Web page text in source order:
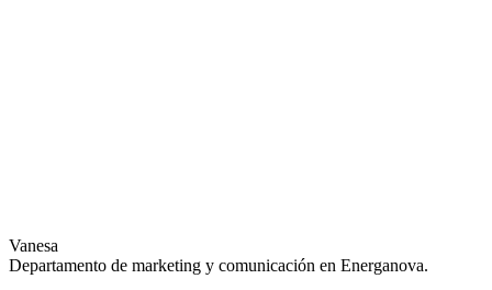
Vanesa
Departamento de marketing y comunicación en Energanova.